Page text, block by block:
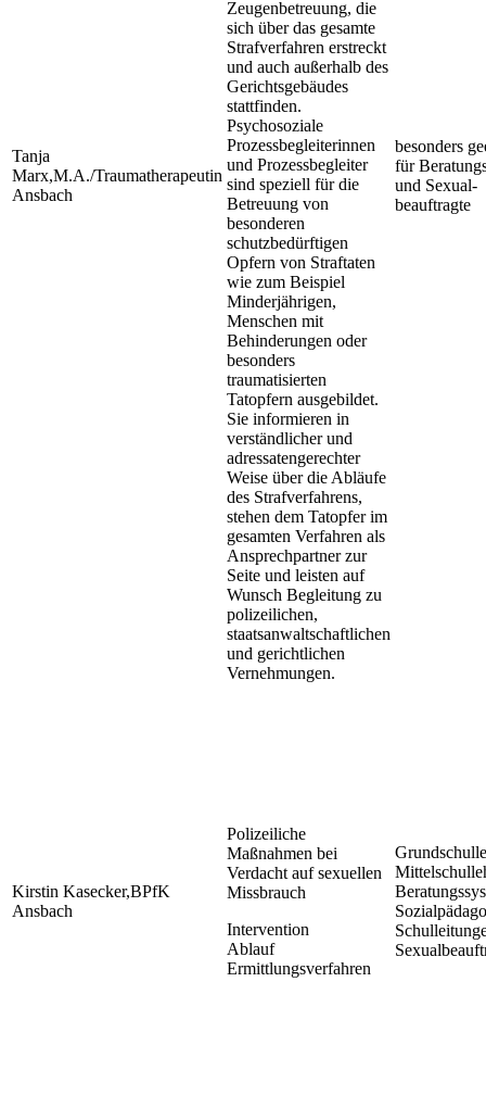
Tanja
Marx,M.A./Traumatherapeutin
Ansbach
Zeugenbetreuung, die
sich über das gesamte
Strafverfahren erstreckt
und auch außerhalb des
Gerichtsgebäudes
stattfinden.
Psychosoziale
Prozessbegleiterinnen
und Prozessbegleiter
sind speziell für die
Betreuung von
besonderen
schutzbedürftigen
Opfern von Straftaten
wie zum Beispiel
Minderjährigen,
Menschen mit
Behinderungen oder
besonders
traumatisierten
Tatopfern ausgebildet.
Sie informieren in
verständlicher und
adressatengerechter
Weise über die Abläufe
des Strafverfahrens,
stehen dem Tatopfer im
gesamten Verfahren als
Ansprechpartner zur
Seite und leisten auf
Wunsch Begleitung zu
polizeilichen,
staatsanwaltschaftlichen
und gerichtlichen
Vernehmungen.
besonders
für
und Sexual-
beauftragte
Kirstin Kasecker,BPfK
Ansbach
Polizeiliche
Maßnahmen bei
Verdacht auf sexuellen
Missbrauch
Intervention
Ablauf
Ermittlungsverfahren